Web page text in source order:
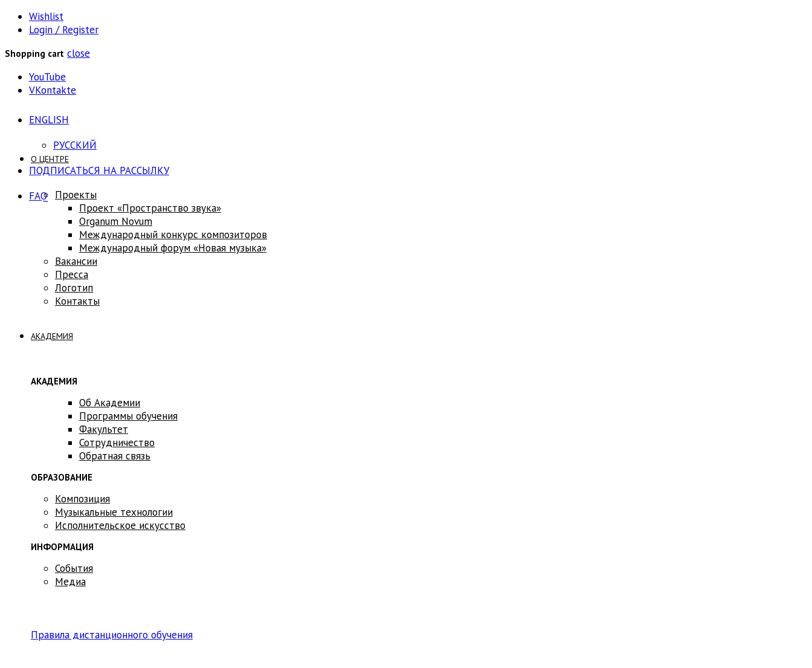
Wishlist
Login / Register
Shopping cart close
YouTube
VKontakte
ENGLISH
РУССКИЙ
ПОДПИСАТЬСЯ НА РАССЫЛКУ
FAQ
О ЦЕНТРЕ
Проекты
Проект «Пространство звука»
Оrganum Novum
Международный конкурс композиторов
Международный форум «Новая музыка»
Вакансии
Пресса
Логотип
Контакты
АКАДЕМИЯ
АКАДЕМИЯ
Об Академии
Программы обучения
Факультет
Сотрудничество
Обратная связь
ОБРАЗОВАНИЕ
Композиция
Музыкальные технологии
Исполнительское искусство
ИНФОРМАЦИЯ
События
Медиа
Правила дистанционного обучения